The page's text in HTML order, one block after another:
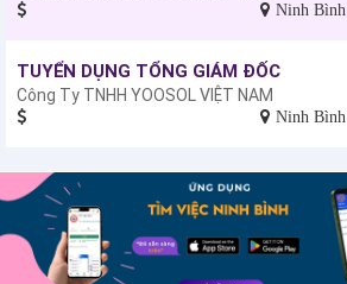
Ninh Bình
TUYỂN DỤNG TỔNG GIÁM ĐỐC
Công Ty TNHH YOOSOL VIỆT NAM
Ninh Bình